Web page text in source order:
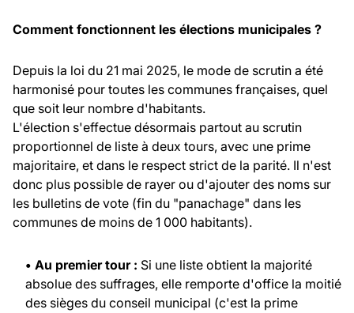
Comment fonctionnent les élections municipales ?
Depuis la loi du 21 mai 2025, le mode de scrutin a été
harmonisé pour toutes les communes françaises, quel
que soit leur nombre d'habitants.
L'élection s'effectue désormais partout au scrutin
proportionnel de liste à deux tours, avec une prime
majoritaire, et dans le respect strict de la parité. Il n'est
donc plus possible de rayer ou d'ajouter des noms sur
les bulletins de vote (fin du "panachage" dans les
communes de moins de 1 000 habitants).
• Au premier tour : Si une liste obtient la majorité
absolue des suffrages, elle remporte d'office la moitié
des sièges du conseil municipal (c'est la prime